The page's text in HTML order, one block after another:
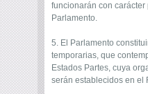
funcionarán con carácter
Parlamento.
5. El Parlamento
temporarias, que
Estados Partes, cuya
serán establecidos en el